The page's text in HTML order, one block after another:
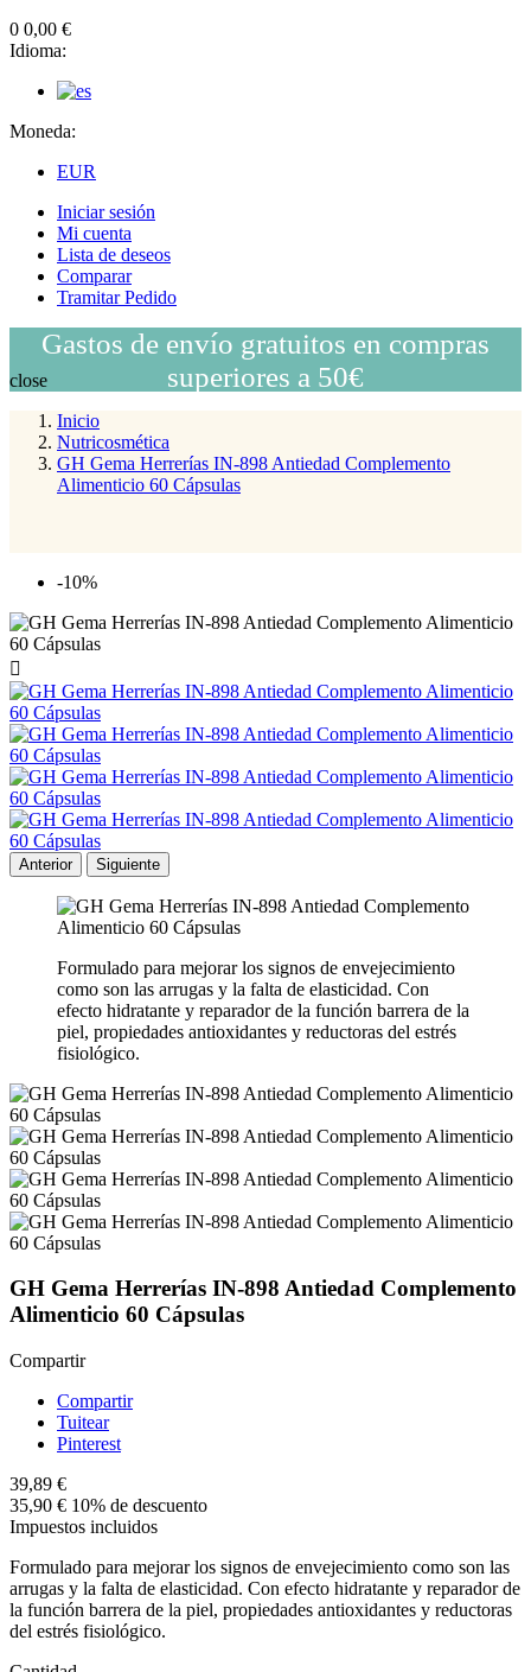
0 0,00 €
Idioma:
Moneda:
EUR
Iniciar sesión
Mi cuenta
Lista de deseos
Comparar
Tramitar Pedido
Gastos de envío gratuitos en compras
superiores a 50€
close
Inicio
Nutricosmética
GH Gema Herrerías IN-898 Antiedad Complemento
Alimenticio 60 Cápsulas
-10%

Anterior Siguiente
Formulado para mejorar los signos de envejecimiento
como son las arrugas y la falta de elasticidad. Con
efecto hidratante y reparador de la función barrera de la
piel, propiedades antioxidantes y reductoras del estrés
fisiológico.
GH Gema Herrerías IN-898 Antiedad Complemento
Alimenticio 60 Cápsulas
Compartir
Compartir
Tuitear
Pinterest
39,89 €
35,90 € 10% de descuento
Impuestos incluidos
Formulado para mejorar los signos de envejecimiento como son las
arrugas y la falta de elasticidad. Con efecto hidratante y reparador de
la función barrera de la piel, propiedades antioxidantes y reductoras
del estrés fisiológico.